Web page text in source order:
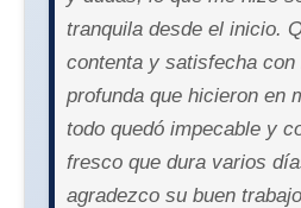
tranquila desde el inicio.
contenta y satisfecha con
profunda que hicieron en
todo quedó impecable y
fresco que dura varios
agradezco su buen